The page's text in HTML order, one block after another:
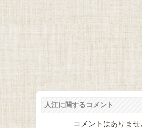
人江に関するコメント
コメントはありませ